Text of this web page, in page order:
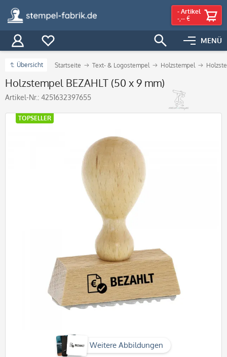
MENÜ
- Artikel
-,-- €
Übersicht Startseite Text- & Logostempel Holzstempel
Holzstempel BEZAHLT (50 x 9 mm)
Artikel-Nr.: 4251632397655
Weitere Abbildungen
TOPSELLER